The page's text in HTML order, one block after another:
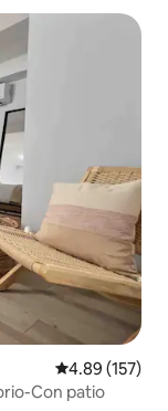
Calificación
4.89 (157)
Con patio